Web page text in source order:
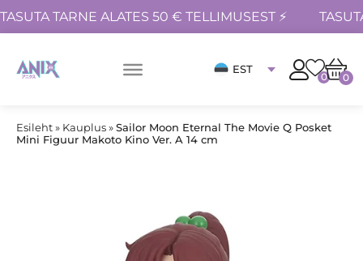
TASUTA TARNE ALATES 50 € TELLIMUSEST ⚡
EST
0 0
Esileht» Kauplus»Sailor Moon Eternal The Movie Q Posket
Mini Figuur Makoto Kino Ver. A 14 cm